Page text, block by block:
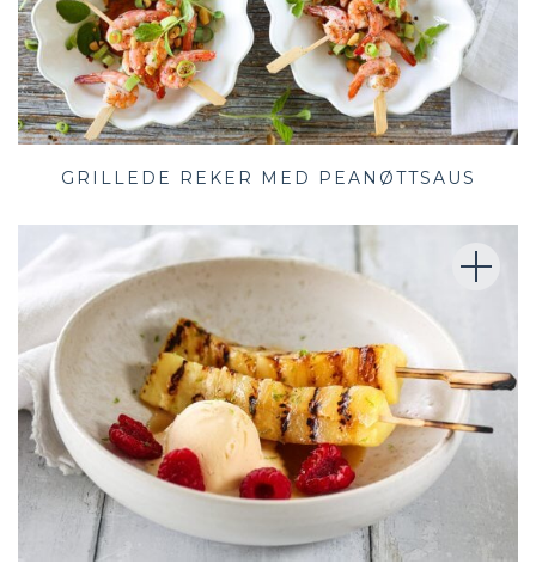
GRILLEDE REKER MED PEANØTTSAUS